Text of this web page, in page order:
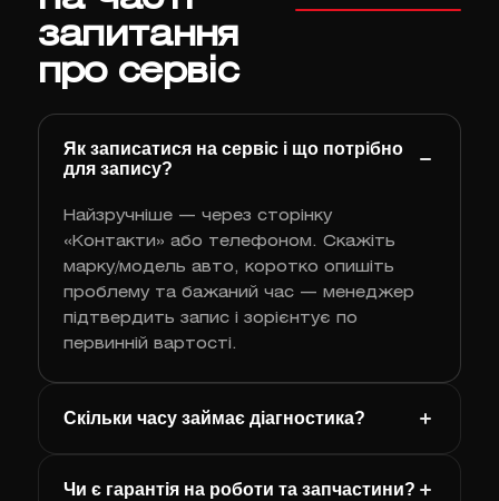
запитання
про сервіс
Як записатися на сервіс і що потрібно
для запису?
Найзручніше — через сторінку
«Контакти» або телефоном. Скажіть
марку/модель авто, коротко опишіть
проблему та бажаний час — менеджер
підтвердить запис і зорієнтує по
первинній вартості.
Скільки часу займає діагностика?
Чи є гарантія на роботи та запчастини?